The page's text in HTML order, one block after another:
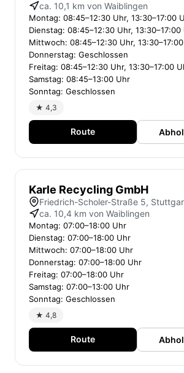
ca. 10,1 km von Waiblingen
Montag: 08:45–12:30 Uhr, 13:30–17:00
Dienstag: 08:45–12:30 Uhr, 13:30–17:00
Mittwoch: 08:45–12:30 Uhr,
Donnerstag: Geschlossen
Freitag: 08:45–12:30 Uhr, 13:30–17:00
Samstag: 08:45–13:00 Uhr
Sonntag: Geschlossen
★ 4,3
Route
Karle Recycling GmbH
Friedrich-Scholer-Straße 5,
ca. 10,4 km von Waiblingen
Montag: 07:00–18:00 Uhr
Dienstag: 07:00–18:00 Uhr
Mittwoch: 07:00–18:00 Uhr
Donnerstag: 07:00–18:00 Uhr
Freitag: 07:00–18:00 Uhr
Samstag: 07:00–13:00 Uhr
Sonntag: Geschlossen
★ 4,8
Route